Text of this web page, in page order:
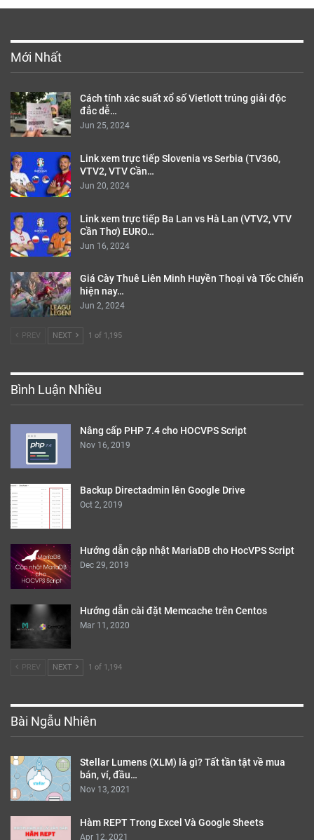
Mới Nhất
Cách tính xác suất xổ số Vietlott trúng giải độc
đắc dễ…
Jun 25, 2024
Link xem trực tiếp Slovenia vs Serbia (TV360,
VTV2, VTV Cần…
Jun 20, 2024
Link xem trực tiếp Ba Lan vs Hà Lan (VTV2, VTV
Cần Thơ) EURO…
Jun 16, 2024
Giá Cày Thuê Liên Minh Huyền Thoại và Tốc Chiến
hiện nay…
Jun 2, 2024
PREV NEXT 1 of 1,195
Bình Luận Nhiều
Nâng cấp PHP 7.4 cho HOCVPS Script
Nov 16, 2019
Backup Directadmin lên Google Drive
Oct 2, 2019
Hướng dẫn cập nhật MariaDB cho HocVPS Script
Dec 29, 2019
Hướng dẫn cài đặt Memcache trên Centos
Mar 11, 2020
PREV NEXT 1 of 1,194
Bài Ngẫu Nhiên
Stellar Lumens (XLM) là gì? Tất tần tật về mua
bán, ví, đầu…
Nov 13, 2021
Hàm REPT Trong Excel Và Google Sheets
Apr 12, 2021